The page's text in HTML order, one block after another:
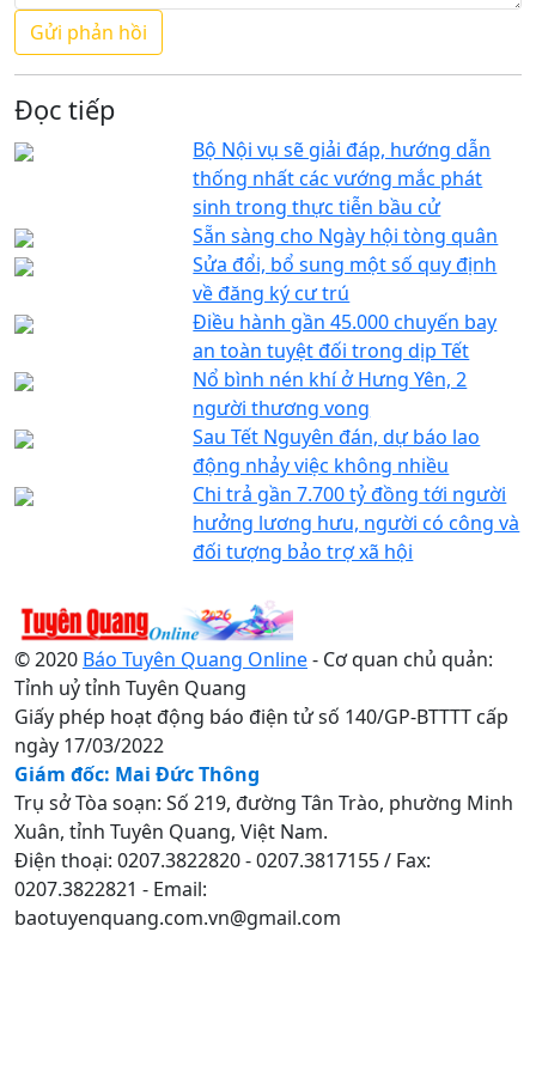
Đọc tiếp
Bộ Nội vụ sẽ giải đáp, hướng dẫn
thống nhất các vướng mắc phát
sinh trong thực tiễn bầu cử
Sẵn sàng cho Ngày hội tòng quân
Sửa đổi, bổ sung một số quy định
về đăng ký cư trú
Điều hành gần 45.000 chuyến bay
an toàn tuyệt đối trong dịp Tết
Nổ bình nén khí ở Hưng Yên, 2
người thương vong
Sau Tết Nguyên đán, dự báo lao
động nhảy việc không nhiều
Chi trả gần 7.700 tỷ đồng tới người
hưởng lương hưu, người có công và
đối tượng bảo trợ xã hội
© 2020 Báo Tuyên Quang Online- Cơ quan chủ quản:
Tỉnh uỷ tỉnh Tuyên Quang
Giấy phép hoạt động báo điện tử số 140/GP-BTTTT cấp
ngày 17/03/2022
Giám đốc: Mai Đức Thông
Trụ sở Tòa soạn: Số 219, đường Tân Trào, phường Minh
Xuân, tỉnh Tuyên Quang, Việt Nam.
Điện thoại: 0207.3822820 - 0207.3817155 / Fax:
0207.3822821 - Email:
baotuyenquang.com.vn@gmail.com